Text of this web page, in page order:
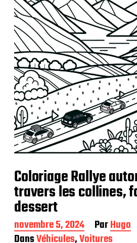
Coloriage Rallye
travers les collines,
dessert
D
a
novembre 5, 2024 ParHugo
DansVéhicules,Voitures